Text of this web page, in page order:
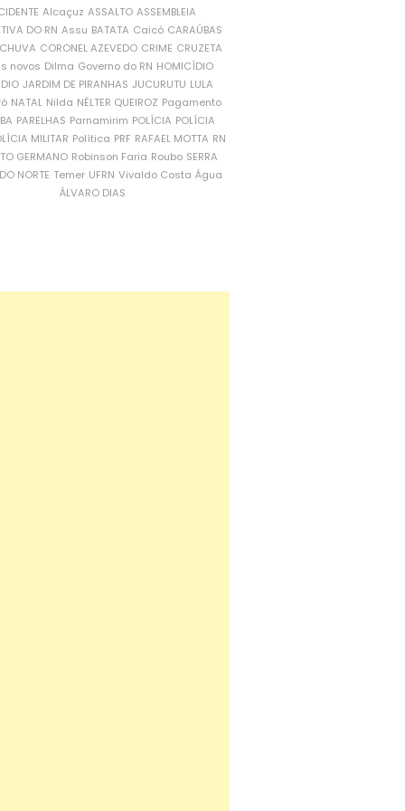
Alcaçuz ASSALTO ASSEMBLEIA
DO RN Assu BATATA Caicó CARAÚBAS
CORONEL AZEVEDO CRIME CRUZETA
novos Dilma Governo do RN HOMICÍDIO
JARDIM DE PIRANHAS JUCURUTU LULA
NATAL Nilda NÉLTER QUEIROZ Pagamento
PARELHAS Parnamirim POLÍCIA POLÍCIA
MILITAR Política PRF RAFAEL MOTTA RN
GERMANO Robinson Faria Roubo SERRA
NORTE Temer UFRN Vivaldo Costa Água
ÁLVARO DIAS